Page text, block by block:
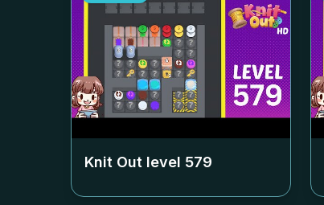
Knit Out level 579